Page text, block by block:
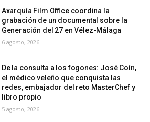
Axarquía Film Office coordina la
grabación de un documental sobre la
Generación del 27 en Vélez-Málaga
6 agosto, 2026
De la consulta a los fogones: José Coín,
el médico veleño que conquista las
redes, embajador del reto MasterChef y
libro propio
5 agosto, 2026